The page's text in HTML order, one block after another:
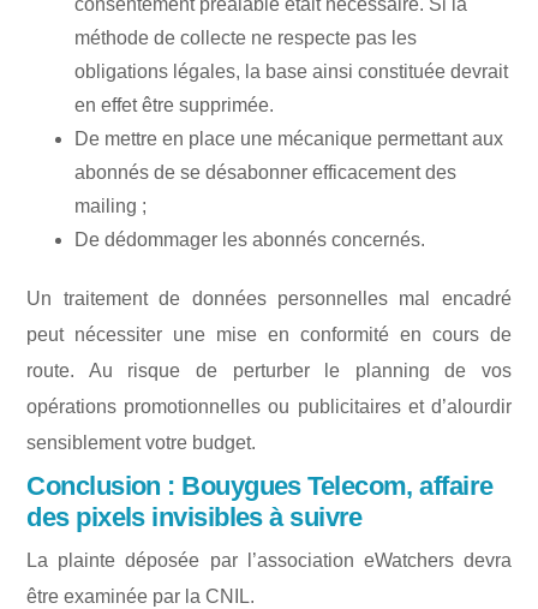
consentement préalable était nécessaire. Si la
méthode de collecte ne respecte pas les
obligations légales, la base ainsi constituée devrait
en effet être supprimée.
De mettre en place une mécanique permettant aux
abonnés de se désabonner efficacement des
mailing ;
De dédommager les abonnés concernés.
Un traitement de données personnelles mal encadré
peut nécessiter une mise en conformité en cours de
route. Au risque de perturber le planning de vos
opérations promotionnelles ou publicitaires et d’alourdir
sensiblement votre budget.
Conclusion : Bouygues Telecom, affaire
des pixels invisibles à suivre
La plainte déposée par l’association eWatchers devra
être examinée par la CNIL.